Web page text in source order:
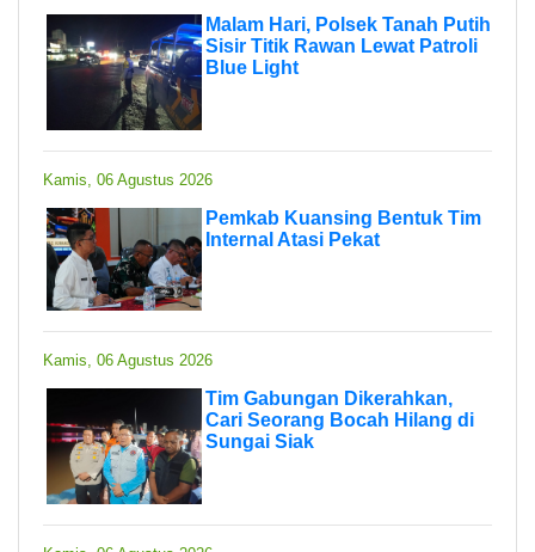
Malam Hari, Polsek Tanah Putih
Sisir Titik Rawan Lewat Patroli
Blue Light
Kamis, 06 Agustus 2026
Pemkab Kuansing Bentuk Tim
Internal Atasi Pekat
Kamis, 06 Agustus 2026
Tim Gabungan Dikerahkan,
Cari Seorang Bocah Hilang di
Sungai Siak